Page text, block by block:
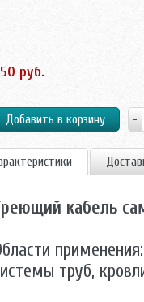
руб.
кабель
труб,